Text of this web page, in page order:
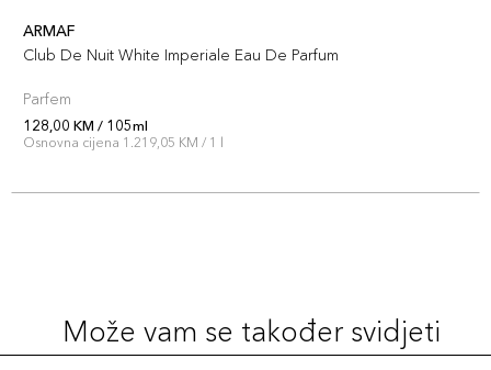
ARMAF
Club De Nuit White Imperiale Eau De Parfum
Parfem
128,00 KM / 105ml
Osnovna cijena 1.219,05 KM / 1 l
Može vam se također svidjeti